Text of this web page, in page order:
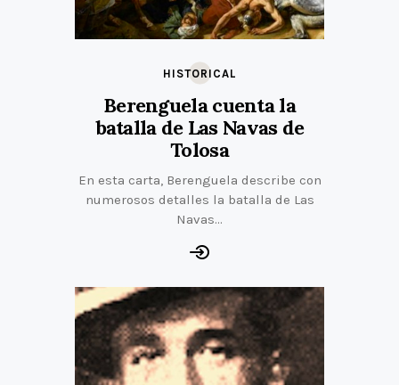
HISTORICAL
Berenguela cuenta la
batalla de Las Navas de
Tolosa
En esta carta, Berenguela describe con
numerosos detalles la batalla de Las
Navas…